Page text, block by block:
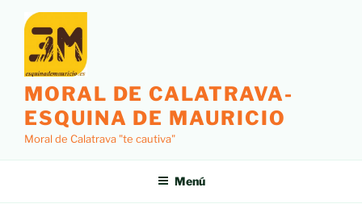
MORAL DE CALATRAVA-
ESQUINA DE MAURICIO
Moral de Calatrava "te cautiva"
Menú